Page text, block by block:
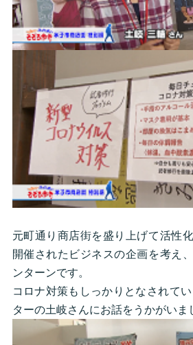
元町通り商店街を盛り上げて活性
開催されたビジネスの企画を考え
ンターンです。
コロナ対策もしっかりとなされて
ターの土岐さんにお話をうかがいま